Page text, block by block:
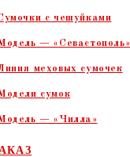
с чешуйками
— «Севастополь»
меховых сумочек
сумок
— «Чилла»